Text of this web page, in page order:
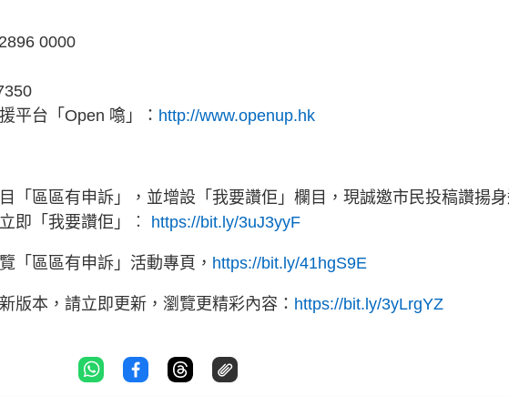
0000
平台「Open 噏」： http://www.openup.hk
「區區有申訴」，並增設「我要讚佢」欄目，現誠邀市民投稿讚揚
即「我要讚佢」︰ https://bit.ly/3uJ3yyF
「區區有申訴」活動專頁， https://bit.ly/41hgS9E
版本，請立即更新，瀏覽更精彩內容： https://bit.ly/3yLrgYZ